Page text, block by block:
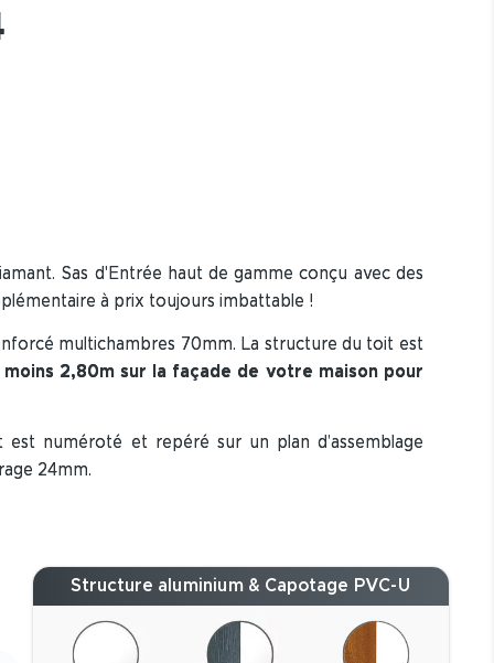
Sas d'Entrée haut de gamme conçu avec des
à prix toujours imbattable !
multichambres 70mm. La structure du toit est
moins 2,80m sur la façade de votre maison pour
numéroté et repéré sur un plan d’assemblage
24mm.
Structure aluminium & Capotage PVC-U